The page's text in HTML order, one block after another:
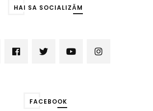
HAI SA SOCIALIZĂM
FACEBOOK